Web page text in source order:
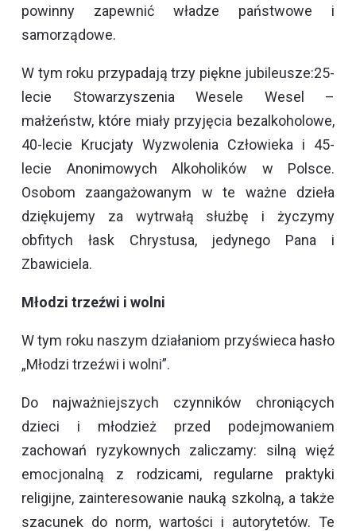
powinny zapewnić władze państwowe i
samorządowe.
W tym roku przypadają trzy piękne jubileusze:25-
lecie Stowarzyszenia Wesele Wesel –
małżeństw, które miały przyjęcia bezalkoholowe,
40-lecie Krucjaty Wyzwolenia Człowieka i 45-
lecie Anonimowych Alkoholików w Polsce.
Osobom zaangażowanym w te ważne dzieła
dziękujemy za wytrwałą służbę i życzymy
obfitych łask Chrystusa, jedynego Pana i
Zbawiciela.
Młodzi trzeźwi i wolni
W tym roku naszym działaniom przyświeca hasło
„Młodzi trzeźwi i wolni”.
Do najważniejszych czynników chroniących
dzieci i młodzież przed podejmowaniem
zachowań ryzykownych zaliczamy: silną więź
emocjonalną z rodzicami, regularne praktyki
religijne, zainteresowanie nauką szkolną, a także
szacunek do norm, wartości i autorytetów. Te